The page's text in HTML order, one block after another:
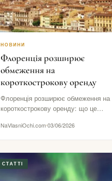
НОВИНИ
Флоренція розширює
обмеження на
короткострокову оренду
Флоренція розширює обмеження на
короткострокову оренду: що це
готує одне з найпомітніших рішень
в…
NaVlasniOchi.com03/06/2026
СТАТТІ